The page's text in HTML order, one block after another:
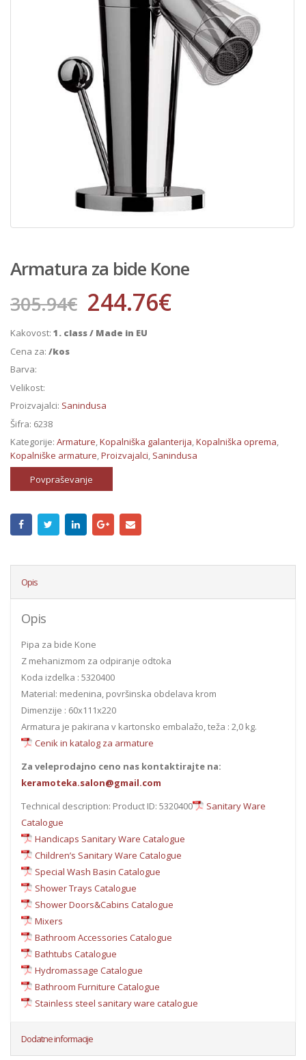
Armatura za bide Kone
305.94€ 244.76€
Kakovost: 1. class / Made in EU
Cena za: /kos
Barva:
Velikost:
Proizvajalci: Sanindusa
Šifra: 6238
Kategorije: Armature,Kopalniška galanterija,Kopalniška oprema,
Kopalniške armature,Proizvajalci, Sanindusa
Povpraševanje
Opis
Opis
Pipa za bide Kone
Z mehanizmom za odpiranje odtoka
Koda izdelka : 5320400
Material: medenina, površinska obdelava krom
Dimenzije : 60x111x220
Armatura je pakirana v kartonsko embalažo, teža : 2,0 kg.
Cenik in katalog za armature
Za veleprodajno ceno nas kontaktirajte na:
keramoteka.salon@gmail.com
Technical description: Product ID: 5320400
Sanitary Ware
Catalogue
Handicaps Sanitary Ware Catalogue
Children’s Sanitary Ware Catalogue
Special Wash Basin Catalogue
Shower Trays Catalogue
Shower Doors&Cabins Catalogue
Mixers
Bathroom Accessories Catalogue
Bathtubs Catalogue
Hydromassage Catalogue
Bathroom Furniture Catalogue
Stainless steel sanitary ware catalogue
Dodatne informacije